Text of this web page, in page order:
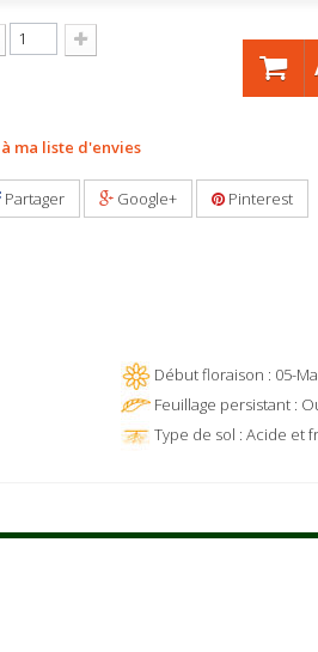
ma liste d'envies
Partager Google+ Pinterest
Début floraison : 05-
Feuillage persistant :
Type de sol : Acide et